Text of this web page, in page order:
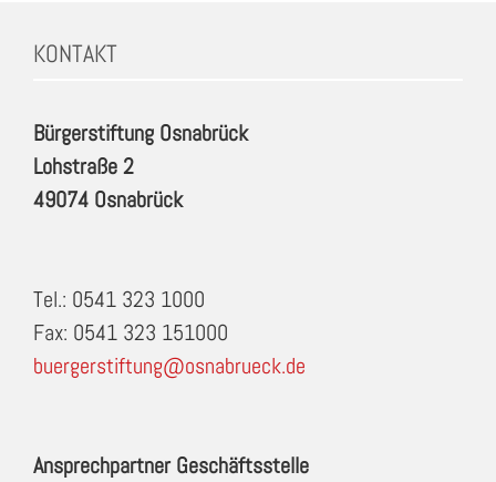
KONTAKT
Bürgerstiftung Osnabrück
Lohstraße 2
49074 Osnabrück
Tel.: 0541 323 1000
Fax: 0541 323 151000
buergerstiftung@osnabrueck.de
Ansprechpartner Geschäftsstelle